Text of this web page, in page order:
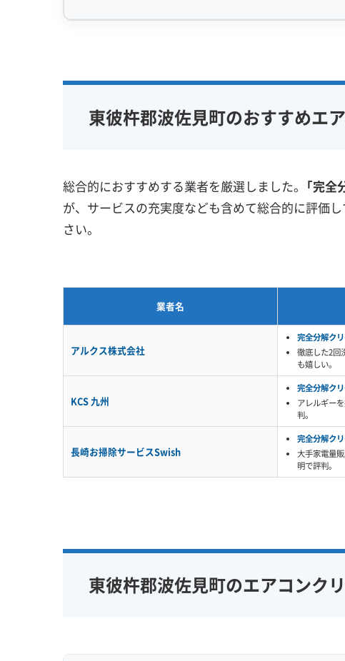
完全分解洗浄
部分クリーニング
家庭用エアコン
業務用エアコン
保証付き
アフ
アレルギー対策
東彼杵郡波佐見町のおすすめエ
総合的におすすめする業者を厳選しました。 「完
が、サービスの充実度なども含めて総合的に評価
さい。
業者名
アルクス株式会社
完全分解ク
徹底した2回
も嬉しい。
KCS 九州
完全分解ク
アレルギー
判。
長崎お掃除サービスSwish
完全分解ク
大手家電量
明で評判。
東彼杵郡波佐見町のエアコンク